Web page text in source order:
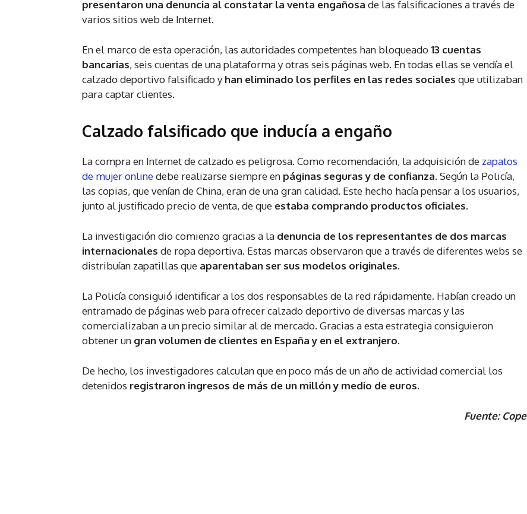
presentaron una denuncia al constatar la venta engañosa de las falsificaciones a través de
varios sitios web de Internet.
En el marco de esta operación, las autoridades competentes han bloqueado13 cuentas
bancarias, seis cuentas de una plataforma y otras seis páginas web. En todas ellas se vendía el
calzado deportivo falsificado y han eliminado los perfiles en las redes sociales que utilizaban
para captar clientes.
Calzado falsificado que inducía a engaño
La compra en Internet de calzado es peligrosa. Como recomendación, la adquisición de zapatos
de mujer onlinedebe realizarse siempre en páginas seguras y de confianza. Según la Policía,
las copias, que venían de China, eran de una gran calidad. Este hecho hacía pensar a los usuarios,
junto al justificado precio de venta, de que estaba comprando productos oficiales.
La investigación dio comienzo gracias a la denuncia de los representantes de dos marcas
internacionales de ropa deportiva. Estas marcas observaron que a través de diferentes webs se
distribuían zapatillas que aparentaban ser sus modelos originales.
La Policía consiguió identificar a los dos responsables de la red rápidamente. Habían creado un
entramado de páginas web para ofrecer calzado deportivo de diversas marcas y las
comercializaban a un precio similar al de mercado. Gracias a esta estrategia consiguieron
obtener un gran volumen de clientes en España y en el extranjero.
De hecho, los investigadores calculan que en poco más de un año de actividad comercial los
detenidos registraron ingresos de más de un millón y medio de euros.
Fuente: Cope